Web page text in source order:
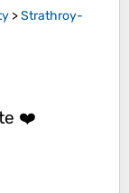
>Strathroy-
❤️